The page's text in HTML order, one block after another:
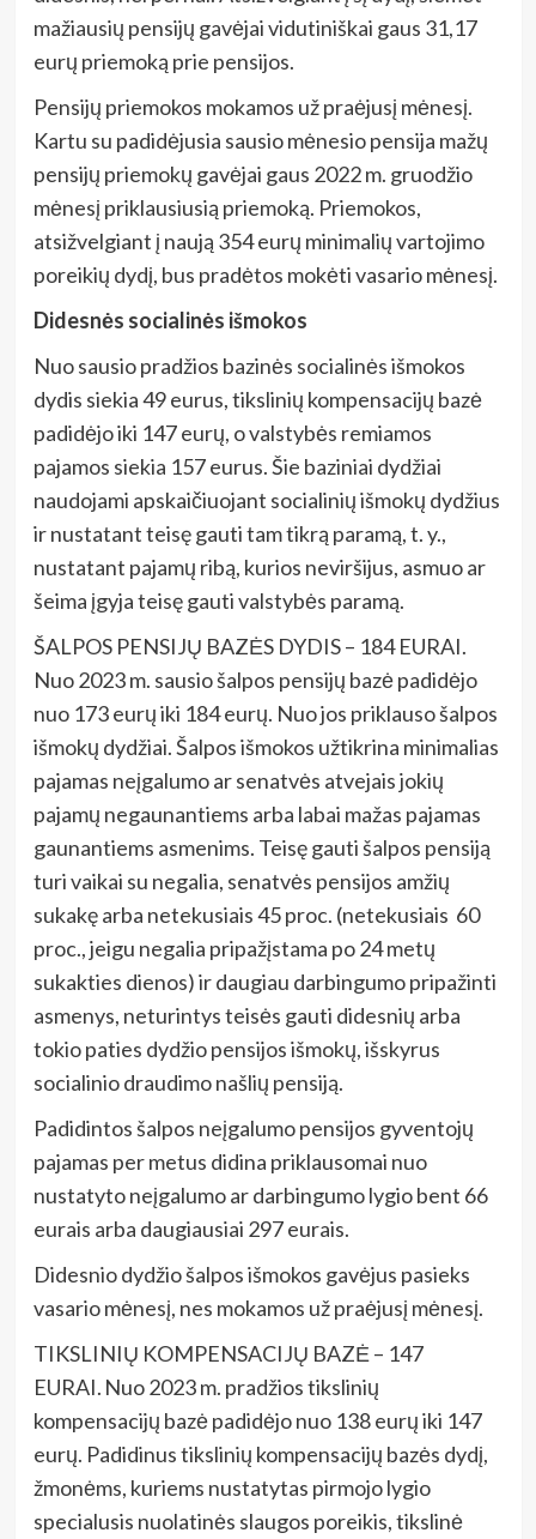
mažiausių pensijų gavėjai vidutiniškai gaus 31,17
eurų priemoką prie pensijos.
Pensijų priemokos mokamos už praėjusį mėnesį.
Kartu su padidėjusia sausio mėnesio pensija mažų
pensijų priemokų gavėjai gaus 2022 m. gruodžio
mėnesį priklausiusią priemoką. Priemokos,
atsižvelgiant į naują 354 eurų minimalių vartojimo
poreikių dydį, bus pradėtos mokėti vasario mėnesį.
Didesnės socialinės išmokos
Nuo sausio pradžios bazinės socialinės išmokos
dydis siekia 49 eurus, tikslinių kompensacijų bazė
padidėjo iki 147 eurų, o valstybės remiamos
pajamos siekia 157 eurus. Šie baziniai dydžiai
naudojami apskaičiuojant socialinių išmokų dydžius
ir nustatant teisę gauti tam tikrą paramą, t. y.,
nustatant pajamų ribą, kurios neviršijus, asmuo ar
šeima įgyja teisę gauti valstybės paramą.
ŠALPOS PENSIJŲ BAZĖS DYDIS – 184 EURAI.
Nuo 2023 m. sausio šalpos pensijų bazė padidėjo
nuo 173 eurų iki 184 eurų. Nuo jos priklauso šalpos
išmokų dydžiai. Šalpos išmokos užtikrina minimalias
pajamas neįgalumo ar senatvės atvejais jokių
pajamų negaunantiems arba labai mažas pajamas
gaunantiems asmenims. Teisę gauti šalpos pensiją
turi vaikai su negalia, senatvės pensijos amžių
sukakę arba netekusiais 45 proc. (netekusiais 60
proc., jeigu negalia pripažįstama po 24 metų
sukakties dienos) ir daugiau darbingumo pripažinti
asmenys, neturintys teisės gauti didesnių arba
tokio paties dydžio pensijos išmokų, išskyrus
socialinio draudimo našlių pensiją.
Padidintos šalpos neįgalumo pensijos gyventojų
pajamas per metus didina priklausomai nuo
nustatyto neįgalumo ar darbingumo lygio bent 66
eurais arba daugiausiai 297 eurais.
Didesnio dydžio šalpos išmokos gavėjus pasieks
vasario mėnesį, nes mokamos už praėjusį mėnesį.
TIKSLINIŲ KOMPENSACIJŲ BAZĖ – 147
EURAI. Nuo 2023 m. pradžios tikslinių
kompensacijų bazė padidėjo nuo 138 eurų iki 147
eurų. Padidinus tikslinių kompensacijų bazės dydį,
žmonėms, kuriems nustatytas pirmojo lygio
specialusis nuolatinės slaugos poreikis, tikslinė